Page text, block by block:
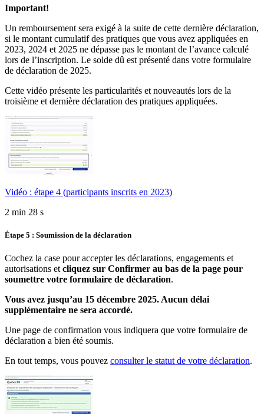
Important!
Un remboursement sera exigé à la suite de cette dernière déclaration,
si le montant cumulatif des pratiques que vous avez appliquées en
2023, 2024 et 2025 ne dépasse pas le montant de l’avance calculé
lors de l’inscription. Le solde dû est présenté dans votre formulaire
de déclaration de 2025.
Cette vidéo présente les particularités et nouveautés lors de la
troisième et dernière déclaration des pratiques appliquées.
Vidéo : étape 4 (participants inscrits en 2023)
2 min 28 s
Étape 5 : Soumission de la déclaration
Cochez la case pour accepter les déclarations, engagements et
autorisations et cliquez sur Confirmer au bas de la page pour
soumettre votre formulaire de déclaration.
Vous avez jusqu’au 15 décembre 2025. Aucun délai
supplémentaire ne sera accordé.
Une page de confirmation vous indiquera que votre formulaire de
déclaration a bien été soumis.
En tout temps, vous pouvez consulter le statut de votre déclaration.